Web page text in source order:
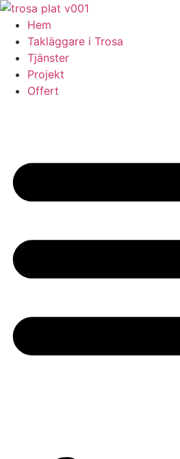
Skip
content
Hem
Takläggare i Trosa
Tjänster
Projekt
Offert